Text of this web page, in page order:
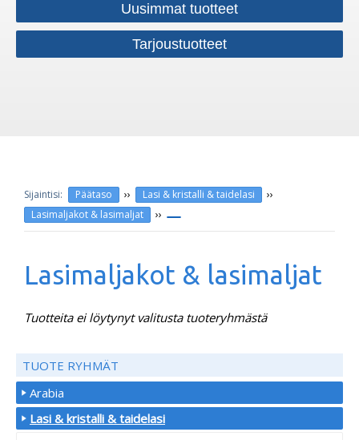
Uusimmat tuotteet
Tarjoustuotteet
Päätaso ›› Lasi & kristalli & taidelasi ››
Lasimaljakot & lasimaljat ››
Lasimaljakot & lasimaljat
Tuotteita ei löytynyt valitusta tuoteryhmästä
TUOTE RYHMÄT
Arabia
Lasi & kristalli & taidelasi